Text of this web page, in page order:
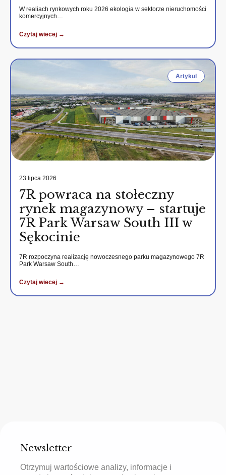
W realiach rynkowych roku 2026 ekologia w sektorze nieruchomości
komercyjnych…
Czytaj wiecej →
Artykul
23 lipca 2026
7R powraca na stołeczny
rynek magazynowy – startuje
7R Park Warsaw South III w
Sękocinie
7R rozpoczyna realizację nowoczesnego parku magazynowego 7R
Park Warsaw South…
Czytaj wiecej →
Newsletter
Otrzymuj wartościowe analizy, informacje i